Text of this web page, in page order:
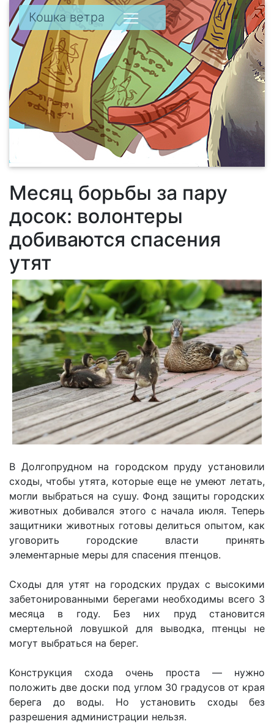
Кошка ветра
Месяц борьбы за пару
досок: волонтеры
добиваются спасения
утят
В Долгопрудном на городском пруду установили
сходы, чтобы утята, которые еще не умеют летать,
могли выбраться на сушу. Фонд защиты городских
животных добивался этого с начала июля. Теперь
защитники животных готовы делиться опытом, как
уговорить городские власти принять
элементарные меры для спасения птенцов.
Сходы для утят на городских прудах с высокими
забетонированными берегами необходимы всего 3
месяца в году. Без них пруд становится
смертельной ловушкой для выводка, птенцы не
могут выбраться на берег.
Конструкция схода очень проста — нужно
положить две доски под углом 30 градусов от края
берега до воды. Но установить сходы без
разрешения администрации нельзя.